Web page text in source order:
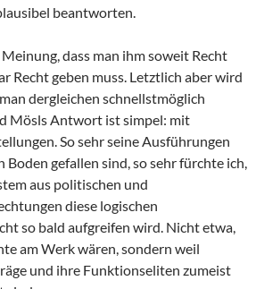
beantworten.
dass man ihm soweit Recht
Recht geben muss. Letztlich aber wird
dergleichen schnellstmöglich
Mösls Antwort ist simpel: mit
So sehr seine Ausführungen
gefallen sind, so sehr fürchte ich,
aus politischen und
diese logischen
so bald aufgreifen wird. Nicht etwa,
am Werk wären, sondern weil
und ihre Funktionseliten zumeist